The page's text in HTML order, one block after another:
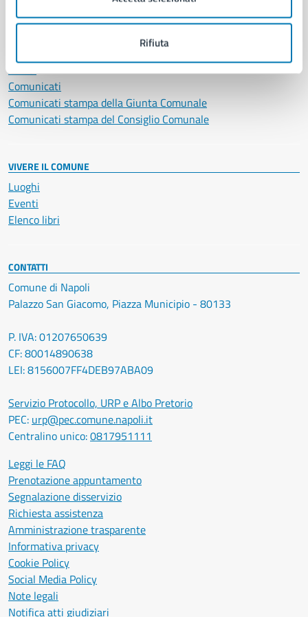
Rifiuta
Avvisi
Comunicati
Comunicati stampa della Giunta Comunale
Comunicati stampa del Consiglio Comunale
VIVERE IL COMUNE
Luoghi
Eventi
Elenco libri
CONTATTI
Comune di Napoli
Palazzo San Giacomo, Piazza Municipio - 80133
P. IVA: 01207650639
CF: 80014890638
LEI: 8156007FF4DEB97ABA09
Servizio Protocollo, URP e Albo Pretorio
PEC: urp@pec.comune.napoli.it
Centralino unico:0817951111
Leggi le FAQ
Prenotazione appuntamento
Segnalazione disservizio
Richiesta assistenza
Amministrazione trasparente
Informativa privacy
Cookie Policy
Social Media Policy
Note legali
Notifica atti giudiziari